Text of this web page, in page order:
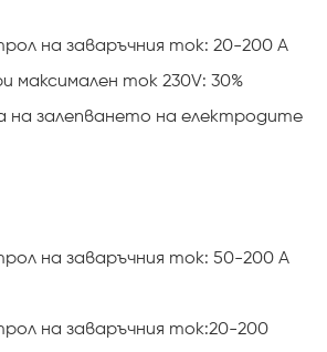
на заваръчния ток: 20-200 А
максимален ток 230V: 30%
на залепването на електродите
на заваръчния ток: 50-200 А
на заваръчния ток:20-200